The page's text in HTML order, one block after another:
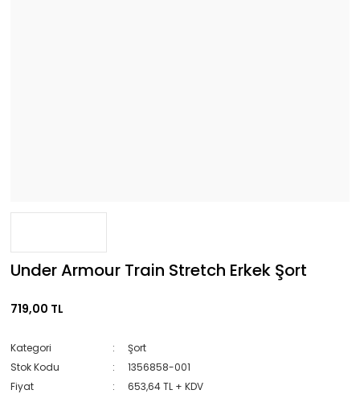
Under Armour Train Stretch Erkek Şort
719,00 TL
Kategori
Şort
Stok Kodu
1356858-001
Fiyat
653,64 TL + KDV